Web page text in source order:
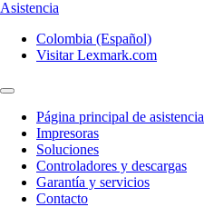
Asistencia
Colombia (Español)
Visitar Lexmark.com
Página principal de asistencia
Impresoras
Soluciones
Controladores y descargas
Garantía y servicios
Contacto